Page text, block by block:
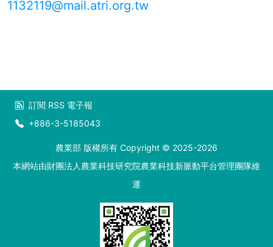
1132119@mail.atri.org.tw
訂閱 RSS 電子報
+886-3-5185043
農業部 版權所有 Copyright © 2025-2026
本網站由財團法人農業科技研究院農業科技新脈動平台管理團隊維
運